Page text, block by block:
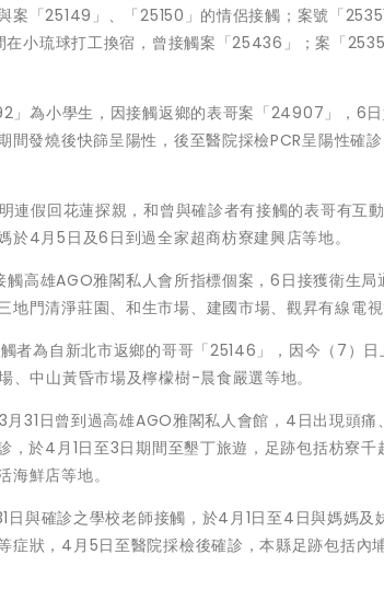
案「25149」、「25150」的情侶接觸；案號「
小琉球打工換宿，曾接觸案「25436」；案「
」為小學生，因接觸返鄉的表哥案「24907」，6
間發燒後快篩呈陽性，後至醫院採檢PCR呈陽性確
連假回花蓮探親，和曾與確診者有接觸的表哥有互
於4月5日及6日到過全家超商枋寮建興店等地。
高雄AGO雅閣私人會所指標個案，6日接獲衛生
地門清淨莊園、和生市場、建國市場、觀昇有線電視
者為自新北市返鄉的哥哥「25146」，因今（7）
中山黃昏市場及檸檬樹-晨食嚴選等地。
31日曾到過高雄AGO雅閣私人會館，4日出現頭
，於4月1日至3日期間至墾丁旅遊，足跡包括枋寮
海鮮店等地。
與確診之學校老師接觸，於4月1日至4日與媽媽
症狀，4月5日至醫院採檢後確診，本縣足跡包括內